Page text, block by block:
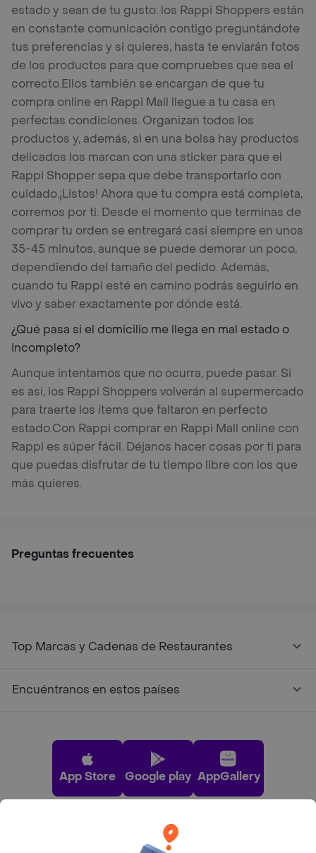
estado y sean de tu gusto: los Rappi Shoppers están
en constante comunicación contigo preguntándote
tus preferencias y si quieres, hasta te enviarán fotos
de los productos para que compruebes que sea el
correcto.Ellos también se encargan de que tu
compra online en Rappi Mall llegue a tu casa en
perfectas condiciones. Organizan todos los
productos y, además, si en una bolsa hay productos
delicados los marcan con una sticker para que el
Rappi Shopper sepa que debe transportarlo con
cuidado.¡Listos! Ahora que tu compra está completa,
corremos por ti. Desde el momento que terminas de
comprar tu orden se entregará casi siempre en unos
35-45 minutos, aunque se puede demorar un poco,
dependiendo del tamaño del pedido. Además,
cuando tu Rappi esté en camino podrás seguirlo en
vivo y saber exactamente por dónde está.
¿Qué pasa si el domicilio me llega en mal estado o
incompleto?
Aunque intentamos que no ocurra, puede pasar. Si
es así, los Rappi Shoppers volverán al supermercado
para traerte los ítems que faltaron en perfecto
estado.Con Rappi comprar en Rappi Mall online con
Rappi es súper fácil. Déjanos hacer cosas por ti para
que puedas disfrutar de tu tiempo libre con los que
más quieres.
Preguntas frecuentes
Top Marcas y Cadenas de Restaurantes
Encuéntranos en estos países
App Store Google play AppGallery
Pide tu comida favorita cerca de ti